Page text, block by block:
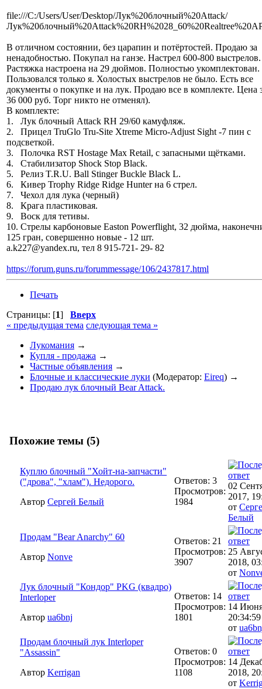
file:///C:/Users/User/Desktop/Лук%20блочный%20Attack/
В отличном состоянии, без царапин и потёртостей. Продаю за
ненадобностью. Покупал на ганзе. Настрел 600-800 выстрелов.
Растяжка настроена на 29 дюймов. Полностью укомплектован.
Пользовался только я. Холостых выстрелов не было. Есть все
документы о покупке и на лук. Продаю все в комплекте. Цена
36 000 руб. Торг никто не отменял).
В комплекте:
1. Лук блочный Attack RH 29/60 камуфляж.
2. Прицел TruGlo Tru-Site Xtreme Micro-Adjust Sight -7 пин с
подсветкой.
3. Полочка RST Hostage Max Retail, с запасными щётками.
4. Стабилизатор Shock Stop Black.
5. Релиз T.R.U. Ball Stinger Buckle Black L.
6. Кивер Trophy Ridge Ridge Hunter на 6 стрел.
7. Чехол для лука (черный)
8. Крага пластиковая.
9. Воск для тетивы.
10. Стрелы карбоновые Easton Powerflight, 32 дюйма,
125 гран, совершенно новые - 12 шт.
a.k227@yandex.ru, тел 8 915-721- 29- 82
https://forum.guns.ru/forummessage/106/2437817.html
Печать
Страницы: [1] Вверх
« предыдущая тема следующая тема »
Лукомания →
Купля - продажа →
Частные объявления →
Блочные и классические луки (Модератор: Eireq) →
Продаю лук блочный Bear Attack.
Похожие темы (5)
Куплю блочный "Хойт-на-запчасти"
("дрова", "хлам"). Недорого.
Автор Сергей Белый
Ответов: 3
Просмотров:
1984
02
2017,
от
Белый
Продам "Bear Anarchy" 60
Автор Nonve
Ответов: 21
Просмотров:
3907
25
2018,
от
Лук блочный "Кондор" PKG (квадро)
Interloper
Автор ua6bnj
Ответов: 14
Просмотров:
1801
14
20:34:59
от
Продам блочный лук Interloper
"Assassin"
Автор Kerrigan
Ответов: 0
Просмотров:
1108
14
2018,
от